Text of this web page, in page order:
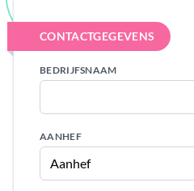
CONTACTGEGEVENS
BEDRIJFSNAAM
AANHEF